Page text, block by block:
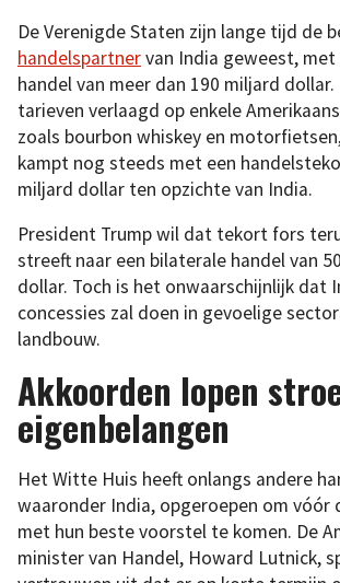
De Verenigde Staten zijn lange tijd de
handelspartnervan India geweest,
handel van meer dan 190 miljard
tarieven verlaagd op enkele
zoals bourbon whiskey en
kampt nog steeds met een
miljard dollar ten opzichte van India.
President Trump wil dat tekort fors
streeft naar een bilaterale handel van
dollar. Toch is het onwaarschijnlijk dat
concessies zal doen in gevoelige
landbouw.
Akkoorden lopen
eigenbelangen
Het Witte Huis heeft onlangs andere
waaronder India, opgeroepen om vóór
met hun beste voorstel te komen. De
minister van Handel, Howard Lutnick,